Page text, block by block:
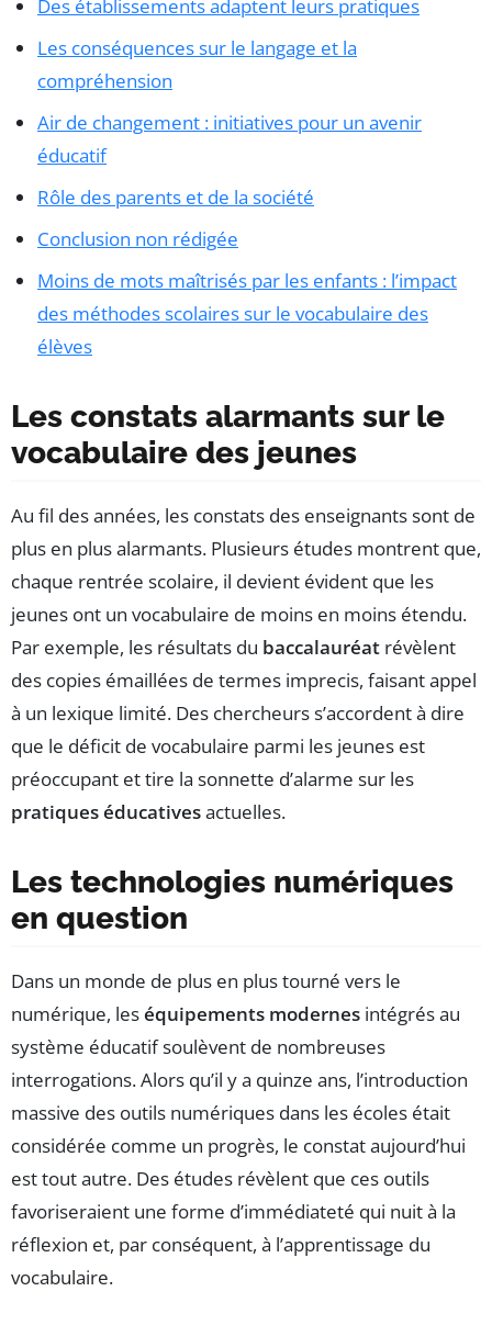
Des établissements adaptent leurs pratiques
Les conséquences sur le langage et la
compréhension
Air de changement : initiatives pour un avenir
éducatif
Rôle des parents et de la société
Conclusion non rédigée
Moins de mots maîtrisés par les enfants : l’impact
des méthodes scolaires sur le vocabulaire des
élèves
Les constats alarmants sur le
vocabulaire des jeunes
Au fil des années, les constats des enseignants sont de
plus en plus alarmants. Plusieurs études montrent que,
chaque rentrée scolaire, il devient évident que les
jeunes ont un vocabulaire de moins en moins étendu.
Par exemple, les résultats du baccalauréat révèlent
des copies émaillées de termes imprecis, faisant appel
à un lexique limité. Des chercheurs s’accordent à dire
que le déficit de vocabulaire parmi les jeunes est
préoccupant et tire la sonnette d’alarme sur les
pratiques éducativesactuelles.
Les technologies numériques
en question
Dans un monde de plus en plus tourné vers le
numérique, leséquipements modernes intégrés au
système éducatif soulèvent de nombreuses
interrogations. Alors qu’il y a quinze ans, l’introduction
massive des outils numériques dans les écoles était
considérée comme un progrès, le constat aujourd’hui
est tout autre. Des études révèlent que ces outils
favoriseraient une forme d’immédiateté qui nuit à la
réflexion et, par conséquent, à l’apprentissage du
vocabulaire.